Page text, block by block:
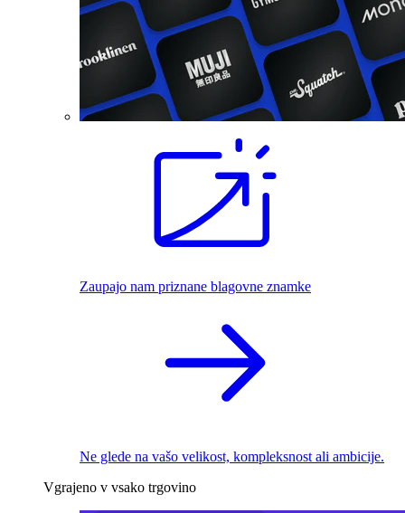
Zaupajo nam priznane blagovne znamke
Ne glede na vašo velikost, kompleksnost ali ambicije.
Vgrajeno v vsako trgovino